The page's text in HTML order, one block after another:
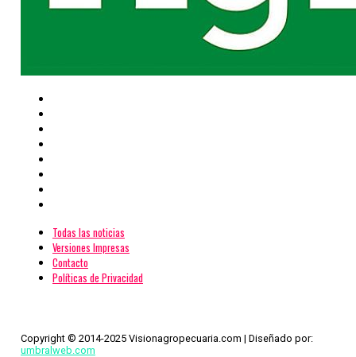
Todas las noticias
Versiones Impresas
Contacto
Políticas de Privacidad
Copyright © 2014-2025 Visionagropecuaria.com | Diseñado por:
umbralweb.com